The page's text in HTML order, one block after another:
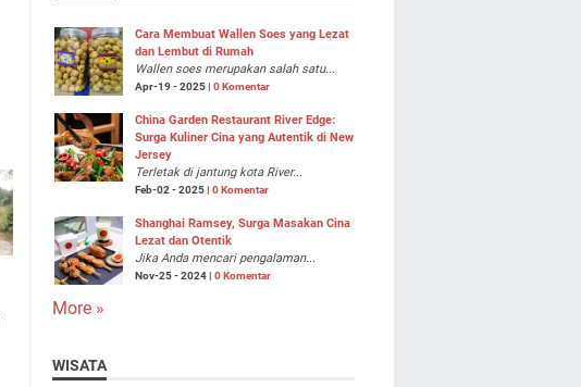
Cara Membuat Wallen Soes yang Lezat
dan Lembut di Rumah
Wallen soes merupakan salah satu...
Apr-19 - 2025 | 0 Komentar
China Garden Restaurant River Edge:
Surga Kuliner Cina yang Autentik di New
Jersey
Terletak di jantung kota River...
Feb-02 - 2025 | 0 Komentar
Shanghai Ramsey, Surga Masakan Cina
Lezat dan Otentik
Jika Anda mencari pengalaman...
Nov-25 - 2024 | 0 Komentar
More »
WISATA